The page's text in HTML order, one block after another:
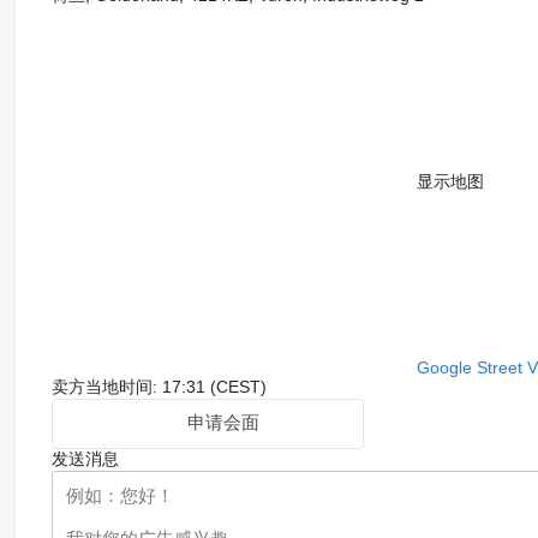
显示地图
Google Street
卖方当地时间: 17:31 (CEST)
申请会面
发送消息